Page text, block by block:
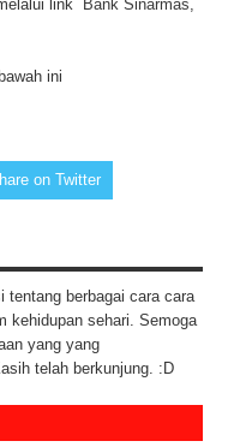
link
Bank Sinarmas,
ini
on Twitter
tentang berbagai cara cara
kehidupan sehari. Semoga
yang yang
telah berkunjung. :D